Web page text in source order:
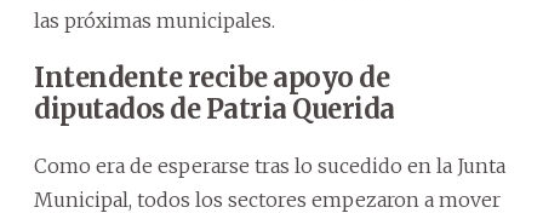
las próximas municipales.
Intendente recibe apoyo de
diputados de Patria Querida
Como era de esperarse tras lo sucedido en la Junta
Municipal, todos los sectores empezaron a mover